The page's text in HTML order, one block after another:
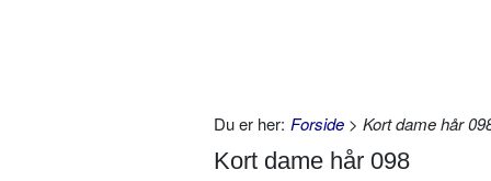
Du er her: Forside > Kort dame hår
Kort dame hår 098